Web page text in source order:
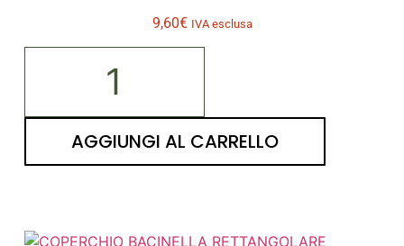
9,60€ IVA esclusa
AGGIUNGI AL CARRELLO